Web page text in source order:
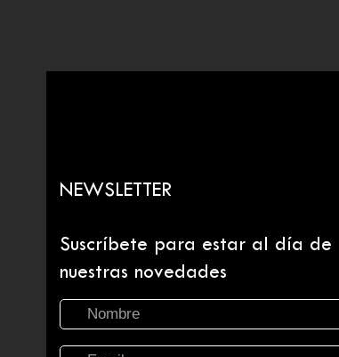
NEWSLETTER
Suscríbete para estar al día de
nuestras novedades